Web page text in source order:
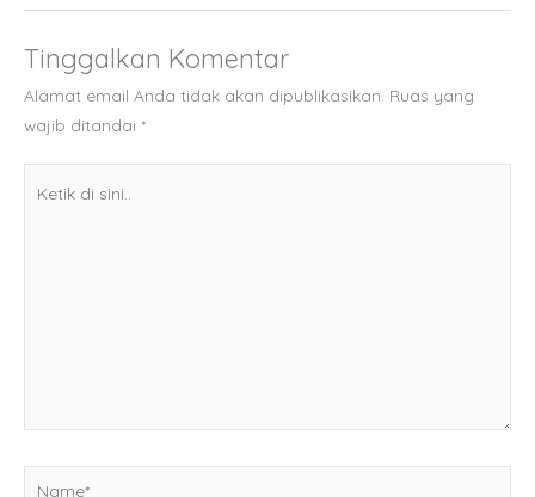
Tinggalkan Komentar
Alamat email Anda tidak akan dipublikasikan. Ruas yang
wajib ditandai *